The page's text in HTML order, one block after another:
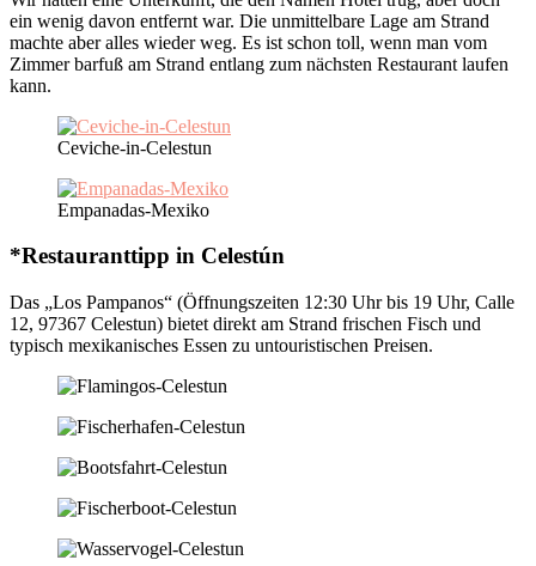
ein wenig davon entfernt war. Die unmittelbare Lage am Strand
machte aber alles wieder weg. Es ist schon toll, wenn man vom
Zimmer barfuß am Strand entlang zum nächsten Restaurant laufen
kann.
Ceviche-in-Celestun
Empanadas-Mexiko
*Restauranttipp in Celestún
Das „Los Pampanos“ (Öffnungszeiten 12:30 Uhr bis 19 Uhr, Calle
12, 97367 Celestun) bietet direkt am Strand frischen Fisch und
typisch mexikanisches Essen zu untouristischen Preisen.